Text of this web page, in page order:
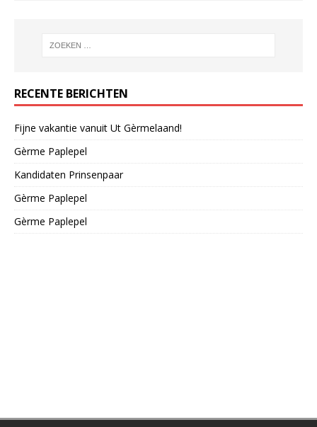
RECENTE BERICHTEN
Fijne vakantie vanuit Ut Gèrmelaand!
Gèrme Paplepel
Kandidaten Prinsenpaar
Gèrme Paplepel
Gèrme Paplepel